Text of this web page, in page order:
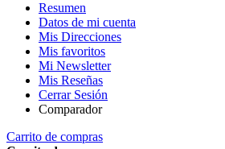
Resumen
Datos de mi cuenta
Mis Direcciones
Mis favoritos
Mi Newsletter
Mis Reseñas
Cerrar Sesión
Comparador
Carrito de compras